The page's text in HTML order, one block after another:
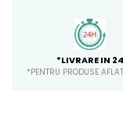
*LIVRARE IN
*PENTRU PRODUSE